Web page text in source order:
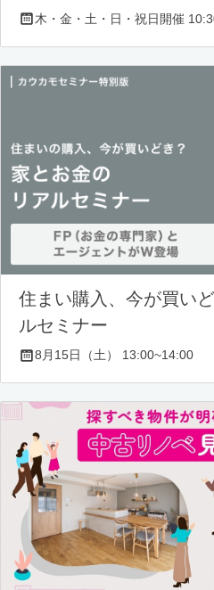
住まい購入、今が買い
ルセミナー
8月15日（土） 13:00~14:00